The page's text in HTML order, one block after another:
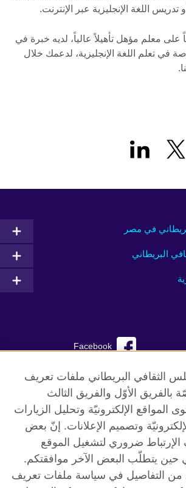
تدريس اللغة الإنجليزية عبر الإنترنت.
معلم مؤهل تأهيلاً عالياً، لديه خبرة في
في تعلم اللغة الإنجليزية، لدعمك خلال
في مصر
البريطاني
Facebook
YouTube
TikTok
البريطاني العالمي
الثقافي البريطاني ملفات تعريف
بالفريق الأوّل والفريق الثالث
الإلكترونيّة وتحليل الزيارات
وتصميم الإعلانات. إنّ بعض
ضروري لتشغيل الموقع
حين يتطلّب البعض الآخر موافقتكم.
من التفاصيل في سياسة ملفات تعريف